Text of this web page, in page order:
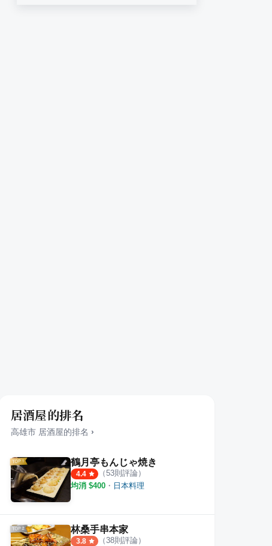
居酒屋的排名
高雄市 居酒屋的排名 ›
鶴月亭もんじゃ焼き
4.4 （53則評論）
均消 $400 ・ 日本料理
林桑手串本家
3.8 （38則評論）